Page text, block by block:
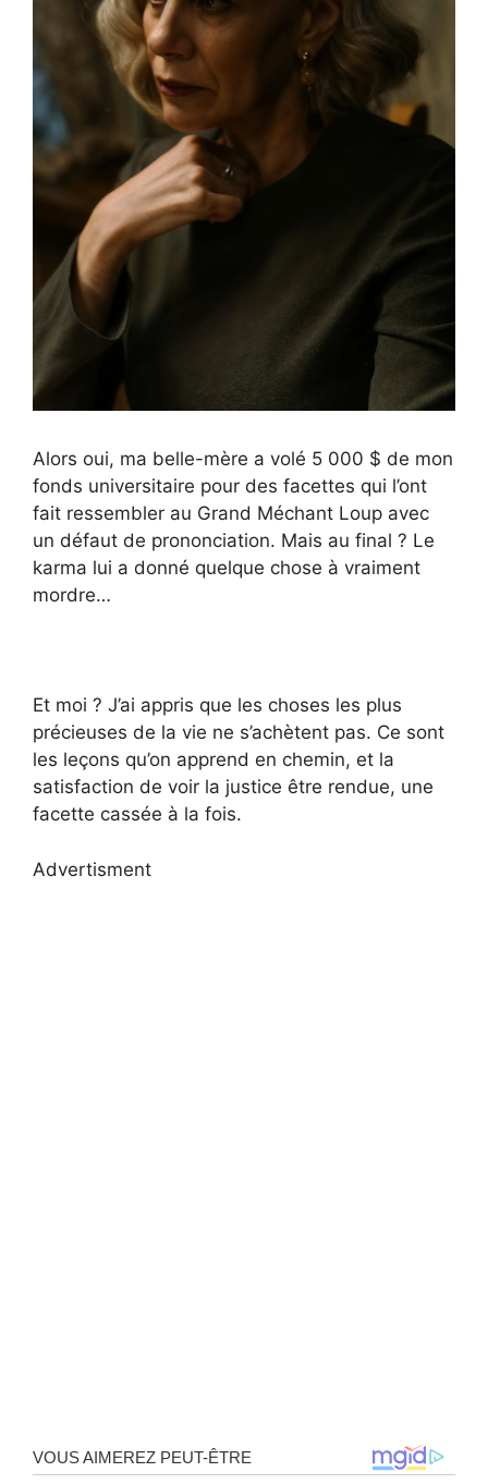
Alors oui, ma belle-mère a volé 5 000 $ de mon
fonds universitaire pour des facettes qui l’ont
fait ressembler au Grand Méchant Loup avec
un défaut de prononciation. Mais au final ? Le
karma lui a donné quelque chose à vraiment
mordre…
Et moi ? J’ai appris que les choses les plus
précieuses de la vie ne s’achètent pas. Ce sont
les leçons qu’on apprend en chemin, et la
satisfaction de voir la justice être rendue, une
facette cassée à la fois.
Advertisment